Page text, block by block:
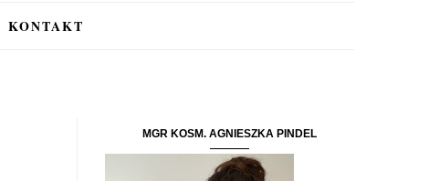
KONTAKT
MGR KOSM. AGNIESZKA PINDEL